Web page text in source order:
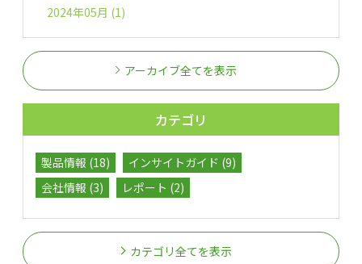
2024年05月 (1)
アーカイブ全てを表示
カテゴリ
製品情報 (18)
インサイトガイド (9)
会社情報 (3)
レポート (2)
カテゴリ全てを表示